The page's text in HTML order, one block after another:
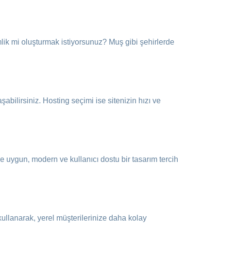
mi oluşturmak istiyorsunuz? Muş gibi şehirlerde
Hosting seçimi ise sitenizin hızı ve
modern ve kullanıcı dostu bir tasarım tercih
yerel müşterilerinize daha kolay